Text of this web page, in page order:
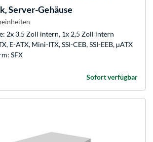
Server-Gehäuse
2x 3,5 Zoll intern, 1x 2,5 Zoll intern
E-ATX, Mini-ITX, SSI-CEB, SSI-EEB, µATX
SFX
Sofort verfügbar